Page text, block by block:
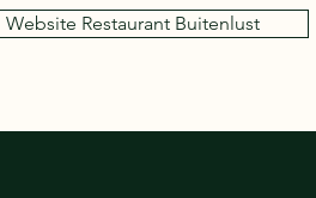
Website Restaurant Buitenlust